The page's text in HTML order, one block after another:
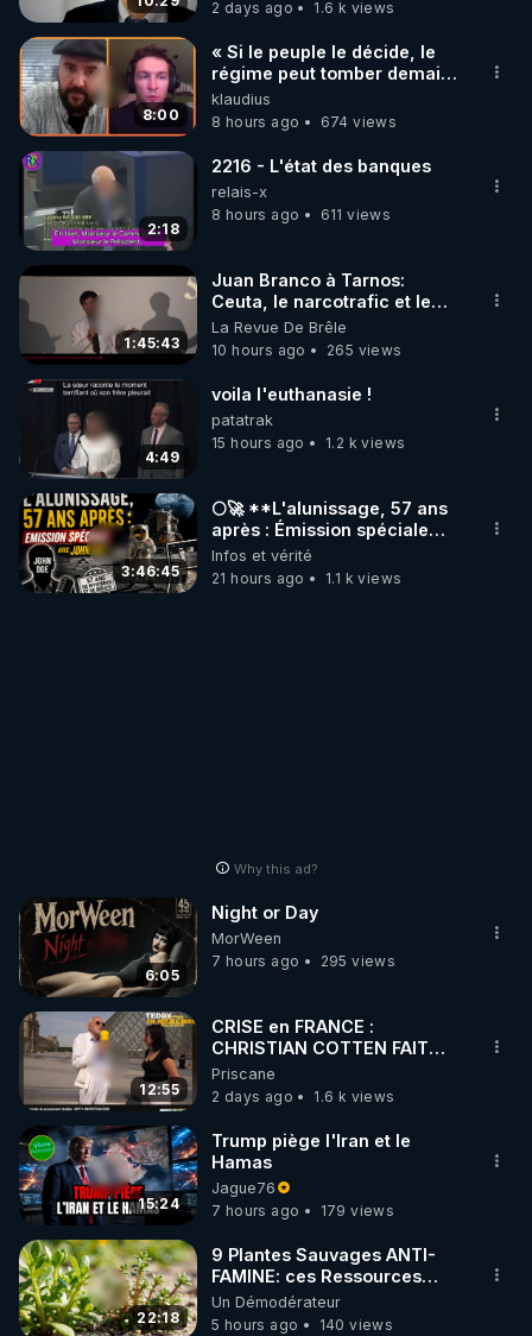
code : REGENERE10
▶ 30 jours gratuit sur l’application de méditation et
de bien-être ENVOL :
Rendez-vous sur https://www.envol.app/code
le code : REGENERE
2 days ago 1.6 k views
8:00
« Si le peuple le décide, le
régime peut tomber demain !
»
klaudius
8 hours ago
674 views
2:18
2216 - L'état des banques
relais-x
8 hours ago
611 views
1:45:43
Juan Branco à Tarnos:
Ceuta, le narcotrafic et le
pouvoir en France
La Revue De Brêle
10 hours ago
265 views
4:49
voila l'euthanasie !
patatrak
15 hours ago
1.2 k views
3:46:45
🌕🚀 **L'alunissage, 57 ans
après : Émission spéciale
avec John Doe !** 👨 🚀✨
Infos et vérité
21 hours ago
1.1 k views
Why this ad?
6:05
Night or Day
MorWeen
7 hours ago
295 views
12:55
CRISE en FRANCE :
CHRISTIAN COTTEN FAIT
une étrange découverte
Priscane
2 days ago
1.6 k views
15:24
Trump piège l'Iran et le
Hamas
Jague76
7 hours ago
179 views
22:18
9 Plantes Sauvages ANTI-
FAMINE: ces Ressources
JARDIN&des Haies
Un Démodérateur
5 hours ago
140 views